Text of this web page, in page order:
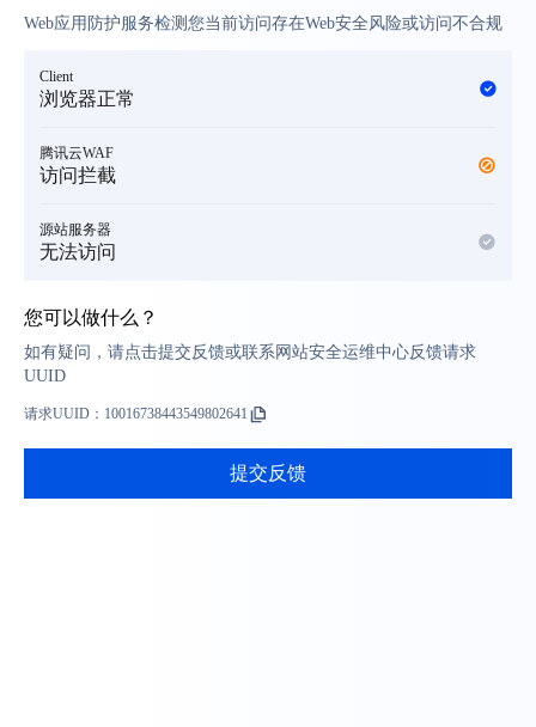
Web应用防护服务检测您当前访问存在Web安全风险或访问不合规
Client
浏览器正常
腾讯云WAF
访问拦截
源站服务器
无法访问
您可以做什么？
如有疑问，请点击提交反馈或联系网站安全运维中心反馈请求
UUID
请求UUID： 10016738443549802641
提交反馈